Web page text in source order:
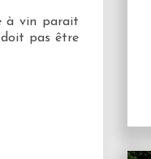
à vin parait
doit pas être